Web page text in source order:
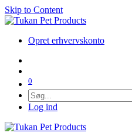
Skip to Content
Opret erhvervskonto
0
Log ind